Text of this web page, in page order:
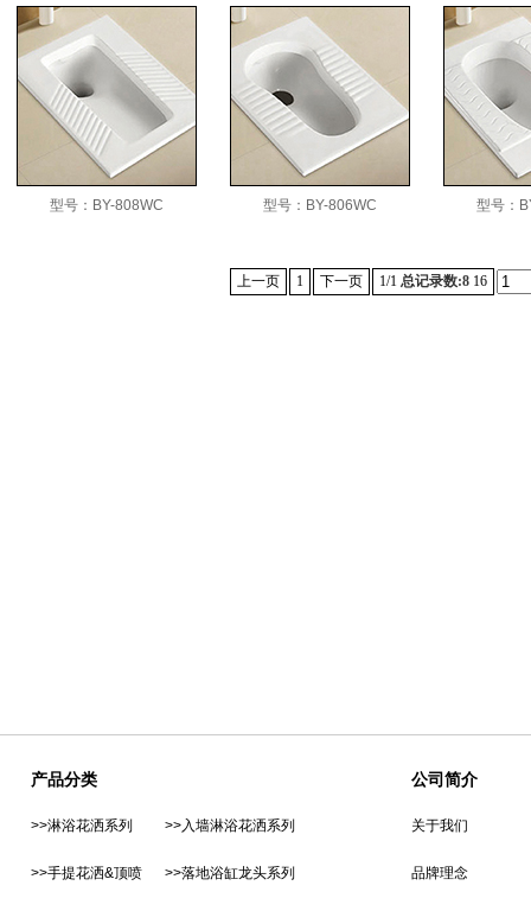
型号：BY-808WC 型号：BY-806WC 型号：
上一页 1 下一页 1/1 总记录数:8 16
产品分类 公司简介
>>淋浴花洒系列 >>入墙淋浴花洒系列
>>手提花洒&顶喷 >>落地浴缸龙头系列
关于我们
品牌理念